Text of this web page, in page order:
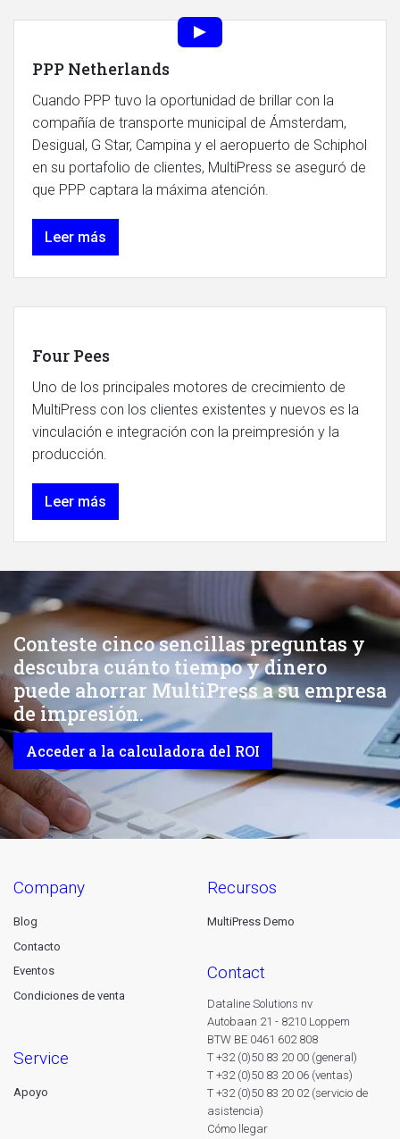
PPP Netherlands
Cuando PPP tuvo la oportunidad de brillar con la
compañía de transporte municipal de Ámsterdam,
Desigual, G Star, Campina y el aeropuerto de Schiphol
en su portafolio de clientes, MultiPress se aseguró de
que PPP captara la máxima atención.
Leer más
Four Pees
Uno de los principales motores de crecimiento de
MultiPress con los clientes existentes y nuevos es la
vinculación e integración con la preimpresión y la
producción.
Leer más
Conteste cinco sencillas preguntas y
descubra cuánto tiempo y dinero
puede ahorrar MultiPress a su empresa
de impresión.
Acceder a la calculadora del ROI
company
Blog
Contacto
Eventos
Condiciones de venta
service
Apoyo
recursos
MultiPress Demo
contact
Dataline Solutions nv
Autobaan 21 - 8210 Loppem
BTW BE 0461 602 808
T +32 (0)50 83 20 00 (general)
T +32 (0)50 83 20 06 (ventas)
T +32 (0)50 83 20 02 (servicio de
asistencia)
Cómo llegar